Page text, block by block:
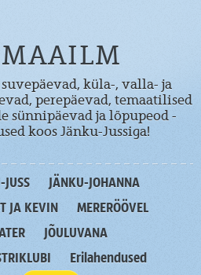
küla-, valla- ja
perepäevad, temaatilised
sünnipäevad ja lõpupeod -
koos Jänku-Jussiga!
JUSS
JÄNKU-JOHANNA
JA KEVIN
MERERÖÖVEL
JÕULUVANA
Erilahendused